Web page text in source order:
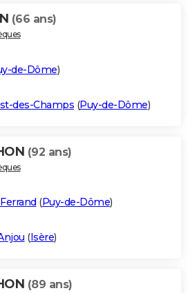
(66 ans)
de-Dôme)
des-Champs (Puy-de-Dôme)
(92 ans)
(Puy-de-Dôme)
(Isère)
(89 ans)